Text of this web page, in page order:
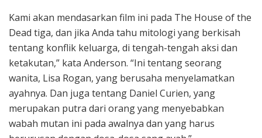
Kami akan mendasarkan film ini pada The House of the
Dead tiga, dan jika Anda tahu mitologi yang berkisah
tentang konflik keluarga, di tengah-tengah aksi dan
ketakutan,” kata Anderson. “Ini tentang seorang
wanita, Lisa Rogan, yang berusaha menyelamatkan
ayahnya. Dan juga tentang Daniel Curien, yang
merupakan putra dari orang yang menyebabkan
wabah mutan ini pada awalnya dan yang harus